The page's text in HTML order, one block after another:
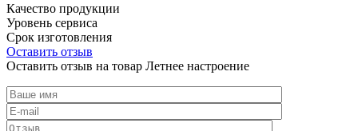
Качество продукции
Уровень сервиса
Срок изготовления
Оставить отзыв
Оставить отзыв на товар Летнее настроение